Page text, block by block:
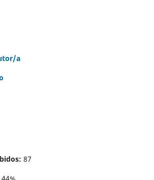
a
87